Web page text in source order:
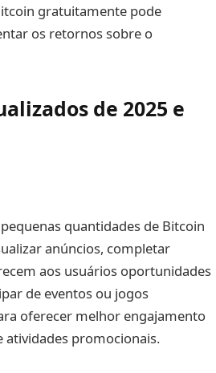
gratuitamente pode
os retornos sobre o
de 2025 e
quantidades de Bitcoin
anúncios, completar
aos usuários oportunidades
de eventos ou jogos
oferecer melhor engajamento
atividades promocionais.